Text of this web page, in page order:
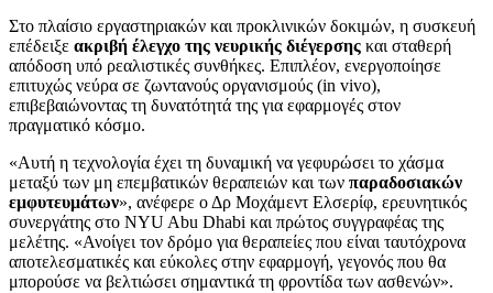
Στο πλαίσιο εργαστηριακών και προκλινικών δοκιμών, η συσκευή
επέδειξε ακριβή έλεγχο της νευρικής διέγερσης και σταθερή
απόδοση υπό ρεαλιστικές συνθήκες. Επιπλέον, ενεργοποίησε
επιτυχώς νεύρα σε ζωντανούς οργανισμούς (in vivo),
επιβεβαιώνοντας τη δυνατότητά της για εφαρμογές στον
πραγματικό κόσμο.
«Αυτή η τεχνολογία έχει τη δυναμική να γεφυρώσει το χάσμα
μεταξύ των μη επεμβατικών θεραπειών και των παραδοσιακών
εμφυτευμάτων», ανέφερε ο Δρ Μοχάμεντ Ελσερίφ, ερευνητικός
συνεργάτης στο NYU Abu Dhabi και πρώτος συγγραφέας της
μελέτης. «Ανοίγει τον δρόμο για θεραπείες που είναι ταυτόχρονα
αποτελεσματικές και εύκολες στην εφαρμογή, γεγονός που θα
μπορούσε να βελτιώσει σημαντικά τη φροντίδα των ασθενών».